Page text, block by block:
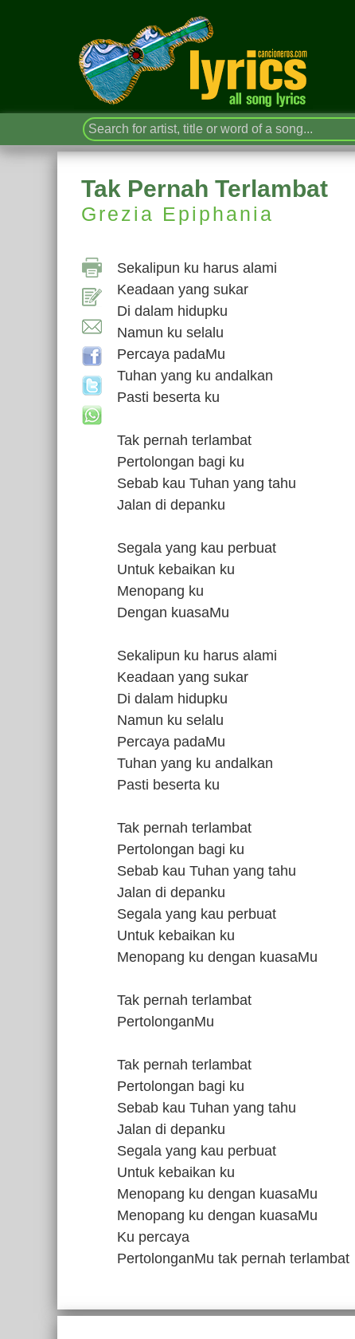
Tak Pernah Terlambat
Grezia Epiphania
Sekalipun ku harus alami
Keadaan yang sukar
Di dalam hidupku
Namun ku selalu
Percaya padaMu
Tuhan yang ku andalkan
Pasti beserta ku
Tak pernah terlambat
Pertolongan bagi ku
Sebab kau Tuhan yang tahu
Jalan di depanku
Segala yang kau perbuat
Untuk kebaikan ku
Menopang ku
Dengan kuasaMu
Sekalipun ku harus alami
Keadaan yang sukar
Di dalam hidupku
Namun ku selalu
Percaya padaMu
Tuhan yang ku andalkan
Pasti beserta ku
Tak pernah terlambat
Pertolongan bagi ku
Sebab kau Tuhan yang tahu
Jalan di depanku
Segala yang kau perbuat
Untuk kebaikan ku
Menopang ku dengan kuasaMu
Tak pernah terlambat
PertolonganMu
Tak pernah terlambat
Pertolongan bagi ku
Sebab kau Tuhan yang tahu
Jalan di depanku
Segala yang kau perbuat
Untuk kebaikan ku
Menopang ku dengan kuasaMu
Menopang ku dengan kuasaMu
Ku percaya
PertolonganMu tak pernah terlambat